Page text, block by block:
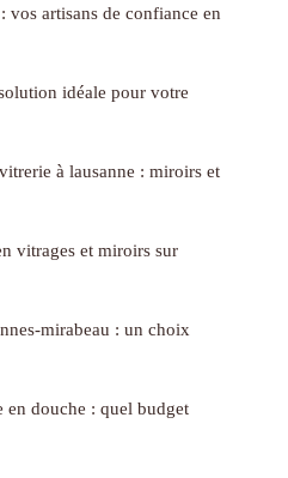
artisans de confiance en
idéale pour votre
à lausanne : miroirs et
vitrages et miroirs sur
mirabeau : un choix
en douche : quel budget